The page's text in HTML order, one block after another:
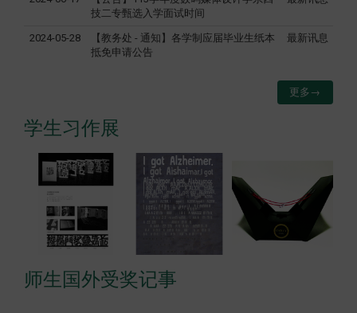
技二专甄选入学面试时间
2024-05-28
【教务处 - 通知】各学制应届毕业生纸本
抵免申请公告
最新讯息
更多→
学生习作展
师生国外受奖记事